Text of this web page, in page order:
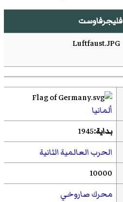
فليجرفاوست
ألمانيا
بداية:1945
الحرب العالمية الثانية
10000
محرك صاروخي